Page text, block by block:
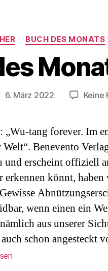
Kategorien
BUCH DES MONATS
6. März 2022 Keine
„Wu-tang forever. Im
Welt“. Benevento
und erscheint offiziell
erkennen könnt,
wenn einen ein
aus unserer
schon angesteckt